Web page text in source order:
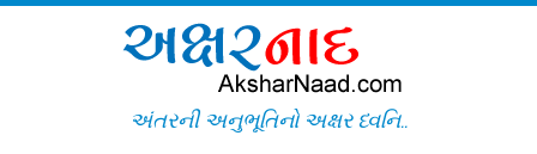
અંતરની અનુભૂતિનો અક્ષર ધ્વનિ..